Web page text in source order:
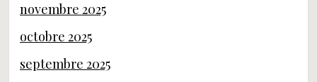
novembre 2025
octobre 2025
septembre 2025